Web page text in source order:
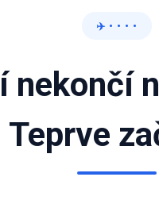
✈️ • • • •
nekončí
Teprve